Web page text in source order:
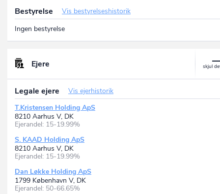
Bestyrelse
Vis bestyrelseshistorik
Ingen bestyrelse
Ejere
Legale ejere
Vis ejerhistorik
T.Kristensen Holding ApS
8210 Aarhus V, DK
Ejerandel: 15-19.99%
S. KAAD Holding ApS
8210 Aarhus V, DK
Ejerandel: 15-19.99%
Dan Løkke Holding ApS
1799 København V, DK
Ejerandel: 50-66.65%